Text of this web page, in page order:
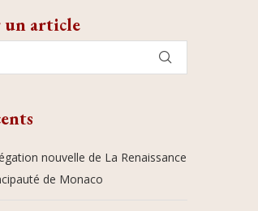
un article
nouvelle de La Renaissance
de Monaco